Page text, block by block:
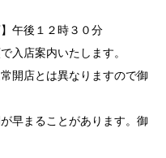
午後１２時３０分
入店案内いたします。
開店とは異なりますので御
早まることがあります。御